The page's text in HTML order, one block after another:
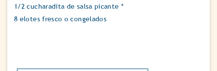
1/2 cucharadita de salsa picante *
8 elotes fresco o congelados